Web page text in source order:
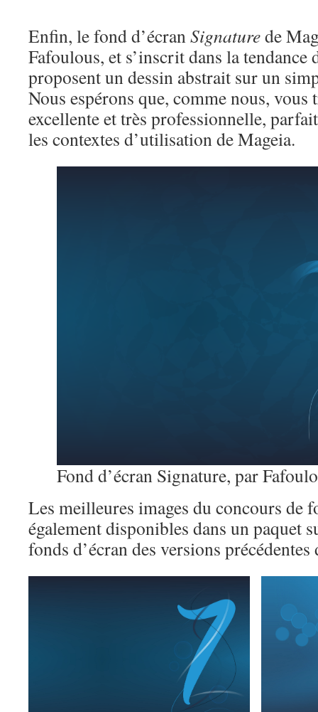
Enfin, le fond d’écran Signaturede
Fafoulous, et s’inscrit dans la tendance
proposent un dessin abstrait sur un
Nous espérons que, comme nous, vous
excellente et très professionnelle,
les contextes d’utilisation de Mageia.
Fond d’écran Signature, par
Les meilleures images du concours de
également disponibles dans un paquet
fonds d’écran des versions précédentes